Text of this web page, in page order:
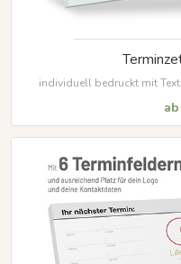
individuell bedruckt mit